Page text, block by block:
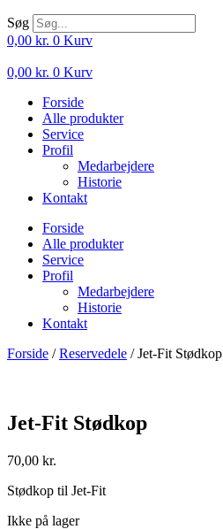
Søg
0,00 kr. 0 Kurv
0,00 kr. 0 Kurv
Forside
Alle produkter
Service
Profil
Medarbejdere
Historie
Kontakt
Forside
Alle produkter
Service
Profil
Medarbejdere
Historie
Kontakt
Forside /Reservedele / Jet-Fit Stødkop
Jet-Fit Stødkop
70,00 kr.
Stødkop til Jet-Fit
Ikke på lager